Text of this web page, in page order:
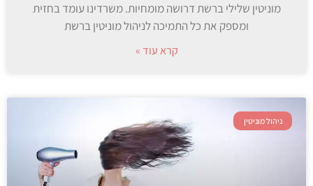
מוניטין שלילי ברשת דרושה מומחיות. משרדינו עומד בחזית
ומספק את כל התמיכה לניהול מוניטין ברשת
קרא עוד »
ניהול מוניטין